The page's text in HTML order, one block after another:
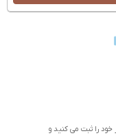
خود را ثبت می کنید و